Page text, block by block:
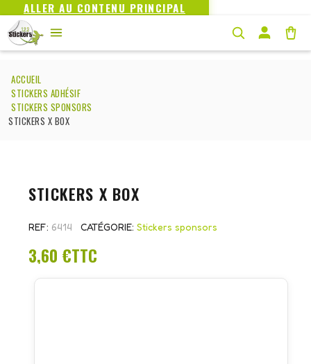
ALLER AU CONTENU PRINCIPAL
ACCUEIL
STICKERS ADHÉSIF
STICKERS SPONSORS
STICKERS X BOX
STICKERS X BOX
REF 6414 CATÉGORIE Stickers sponsors
3,60 €TTC